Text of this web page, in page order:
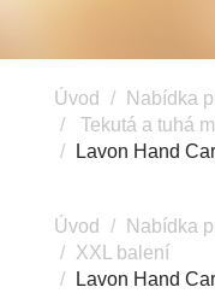
Úvod Nabídka
Tekutá a tuhá
Lavon Hand
Úvod Nabídka
XXL balení
Lavon Hand